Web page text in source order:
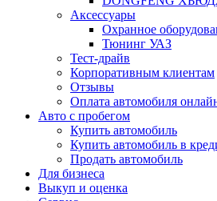
Аксессуары
Охранное
Тюнинг УАЗ
Тест-драйв
Корпоративным клиентам
Отзывы
Оплата автомобиля
Авто с пробегом
Купить автомобиль
Купить автомобиль в
Продать автомобиль
Для бизнеса
Выкуп и оценка